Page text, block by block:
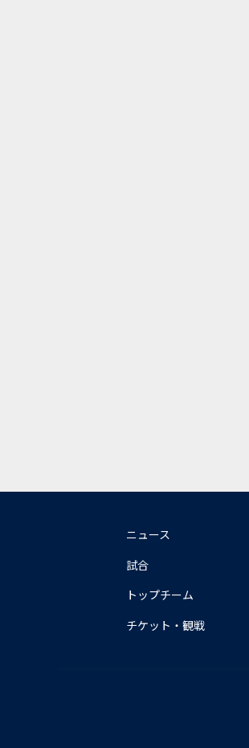
ニュース
試合
トップチーム
チケット・観戦